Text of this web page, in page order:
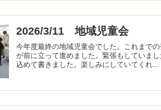
2026/3/11 地域児童会
今年度最終の地域児童会でした。これまで
が前に立って進めました。緊張もしていま
込めて書きました。楽しみにしていてくれ...